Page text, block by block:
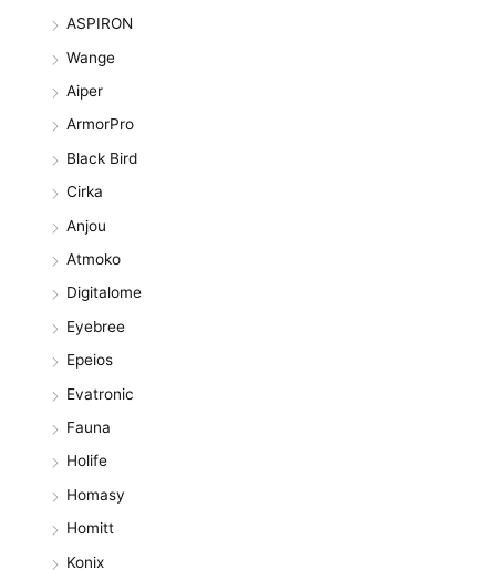
ASPIRON
Wange
Aiper
ArmorPro
Black Bird
Cirka
Anjou
Atmoko
Digitalome
Eyebree
Epeios
Evatronic
Fauna
Holife
Homasy
Homitt
Konix